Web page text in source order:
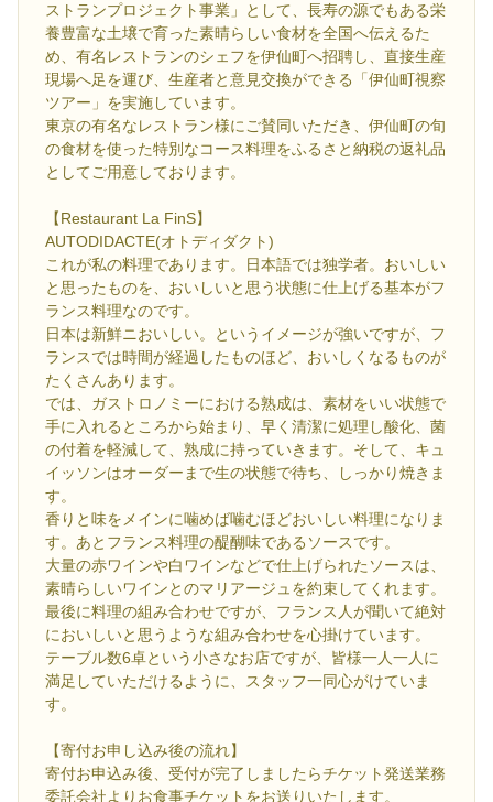
ストランプロジェクト事業」として、長寿の源でもある栄
養豊富な土壌で育った素晴らしい食材を全国へ伝えるた
め、有名レストランのシェフを伊仙町へ招聘し、直接生産
現場へ足を運び、生産者と意見交換ができる「伊仙町視察
ツアー」を実施しています。
東京の有名なレストラン様にご賛同いただき、伊仙町の旬
の食材を使った特別なコース料理をふるさと納税の返礼品
としてご用意しております。
【Restaurant La FinS】
AUTODIDACTE(オトディダクト)
これが私の料理であります。日本語では独学者。おいしい
と思ったものを、おいしいと思う状態に仕上げる基本がフ
ランス料理なのです。
日本は新鮮ニおいしい。というイメージが強いですが、フ
ランスでは時間が経過したものほど、おいしくなるものが
たくさんあります。
では、ガストロノミーにおける熟成は、素材をいい状態で
手に入れるところから始まり、早く清潔に処理し酸化、菌
の付着を軽減して、熟成に持っていきます。そして、キュ
イッソンはオーダーまで生の状態で待ち、しっかり焼きま
す。
香りと味をメインに噛めば噛むほどおいしい料理になりま
す。あとフランス料理の醍醐味であるソースです。
大量の赤ワインや白ワインなどで仕上げられたソースは、
素晴らしいワインとのマリアージュを約束してくれます。
最後に料理の組み合わせですが、フランス人が聞いて絶対
においしいと思うような組み合わせを心掛けています。
テーブル数6卓という小さなお店ですが、皆様一人一人に
満足していただけるように、スタッフ一同心がけていま
す。
【寄付お申し込み後の流れ】
寄付お申込み後、受付が完了しましたらチケット発送業務
委託会社よりお食事チケットをお送りいたします。